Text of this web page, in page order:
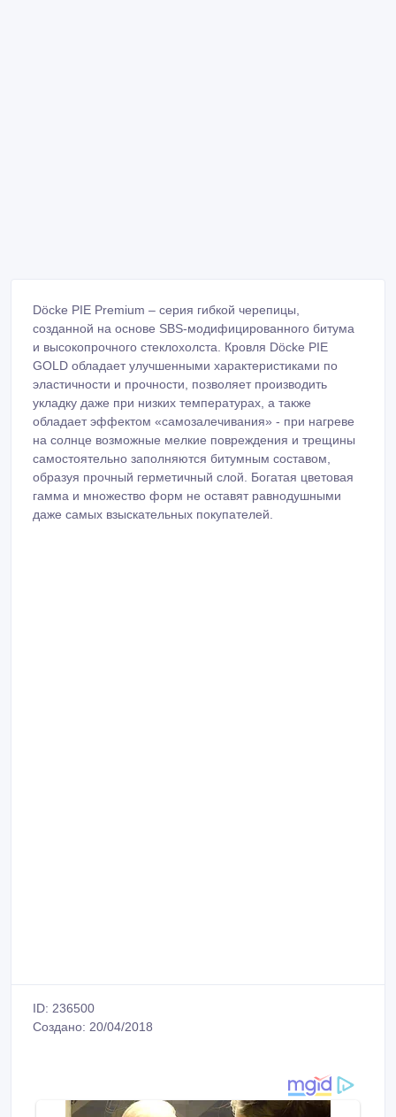
Döcke PIE Premium – серия гибкой черепицы,
созданной на основе SBS-модифицированного битума
и высокопрочного стеклохолста. Кровля Döcke PIE
GOLD обладает улучшенными характеристиками по
эластичности и прочности, позволяет производить
укладку даже при низких температурах, а также
обладает эффектом «самозалечивания» - при нагреве
на солнце возможные мелкие повреждения и трещины
самостоятельно заполняются битумным составом,
образуя прочный герметичный слой. Богатая цветовая
гамма и множество форм не оставят равнодушными
даже самых взыскательных покупателей.
ID: 236500
Создано: 20/04/2018